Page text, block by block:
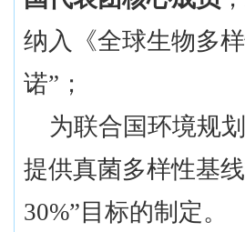
纳入《全球生物多
诺”；
为联合国环境规
提供真菌多样性基
30%”目标的制定。